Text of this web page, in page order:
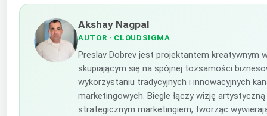
Akshay Nagpal
AUTOR · CLOUDSIGMA
Preslav Dobrev jest projektantem kreatywnym
skupiającym się na spójnej tożsamości
wykorzystaniu tradycyjnych i innowacyjnych
marketingowych. Biegle łączy wizję
strategicznym marketingiem, tworząc